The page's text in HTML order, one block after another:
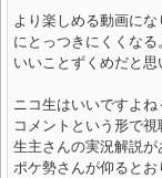
より楽しめる動画に
にとっつきにくくなる
いいことずくめだと思
ニコ生はいいですよね
コメントという形で視
生主さんの実況解説が
ポケ勢さんが仰ると